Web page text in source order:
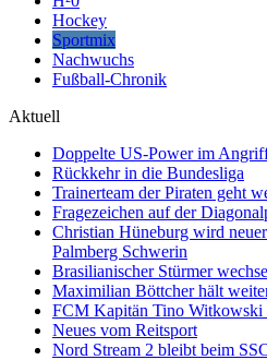
Hockey
Sportmix
Nachwuchs
Fußball-Chronik
Aktuell
Doppelte US-Power im
Rückkehr in die Bundesliga
Trainerteam der Piraten geht
Fragezeichen auf der
Christian Hüneburg wird
Palmberg Schwerin
Brasilianischer Stürmer
Maximilian Böttcher hält
FCM Kapitän Tino Witkowski
Neues vom Reitsport
Nord Stream 2 bleibt beim